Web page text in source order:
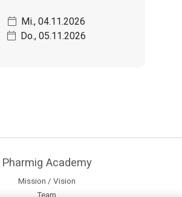
Mi., 04.11.2026
Do., 05.11.2026
Pharmig Academy
Mission / Vision
Team